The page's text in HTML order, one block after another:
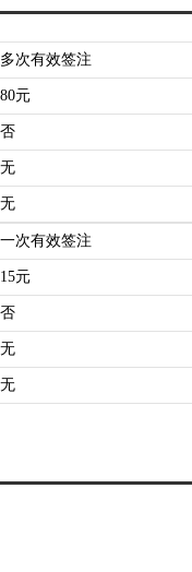
多次有效签注
80元
否
无
无
一次有效签注
15元
否
无
无